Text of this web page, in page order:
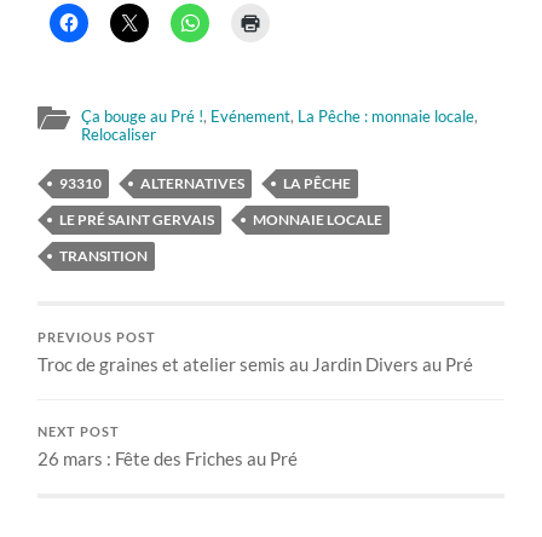
Ça bouge au Pré !, Evénement, La Pêche : monnaie locale,
Relocaliser
93310 ALTERNATIVES
LA PÊCHE
LE PRÉ SAINT GERVAIS
MONNAIE LOCALE
TRANSITION
PREVIOUS POST
Troc de graines et atelier semis au Jardin Divers au Pré
NEXT POST
26 mars : Fête des Friches au Pré